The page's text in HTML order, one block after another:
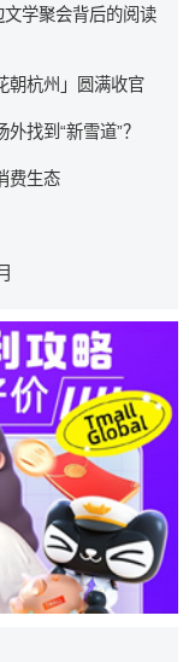
提袋消费，而是一
整生活叙事。…
文学聚会背后的阅读
学》主编身份，谈
。…
朝杭州」圆满收官
磅推出了一组城
找到“新雪道”？
朵、INTO YOU等
…
费生态
布局，为行业转
义了中高端整装
向新场景要增
修平负责人物设